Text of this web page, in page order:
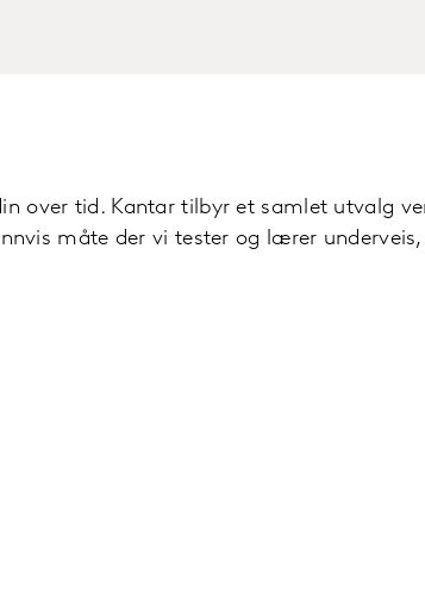
over tid. Kantar tilbyr et samlet utvalg
måte der vi tester og lærer